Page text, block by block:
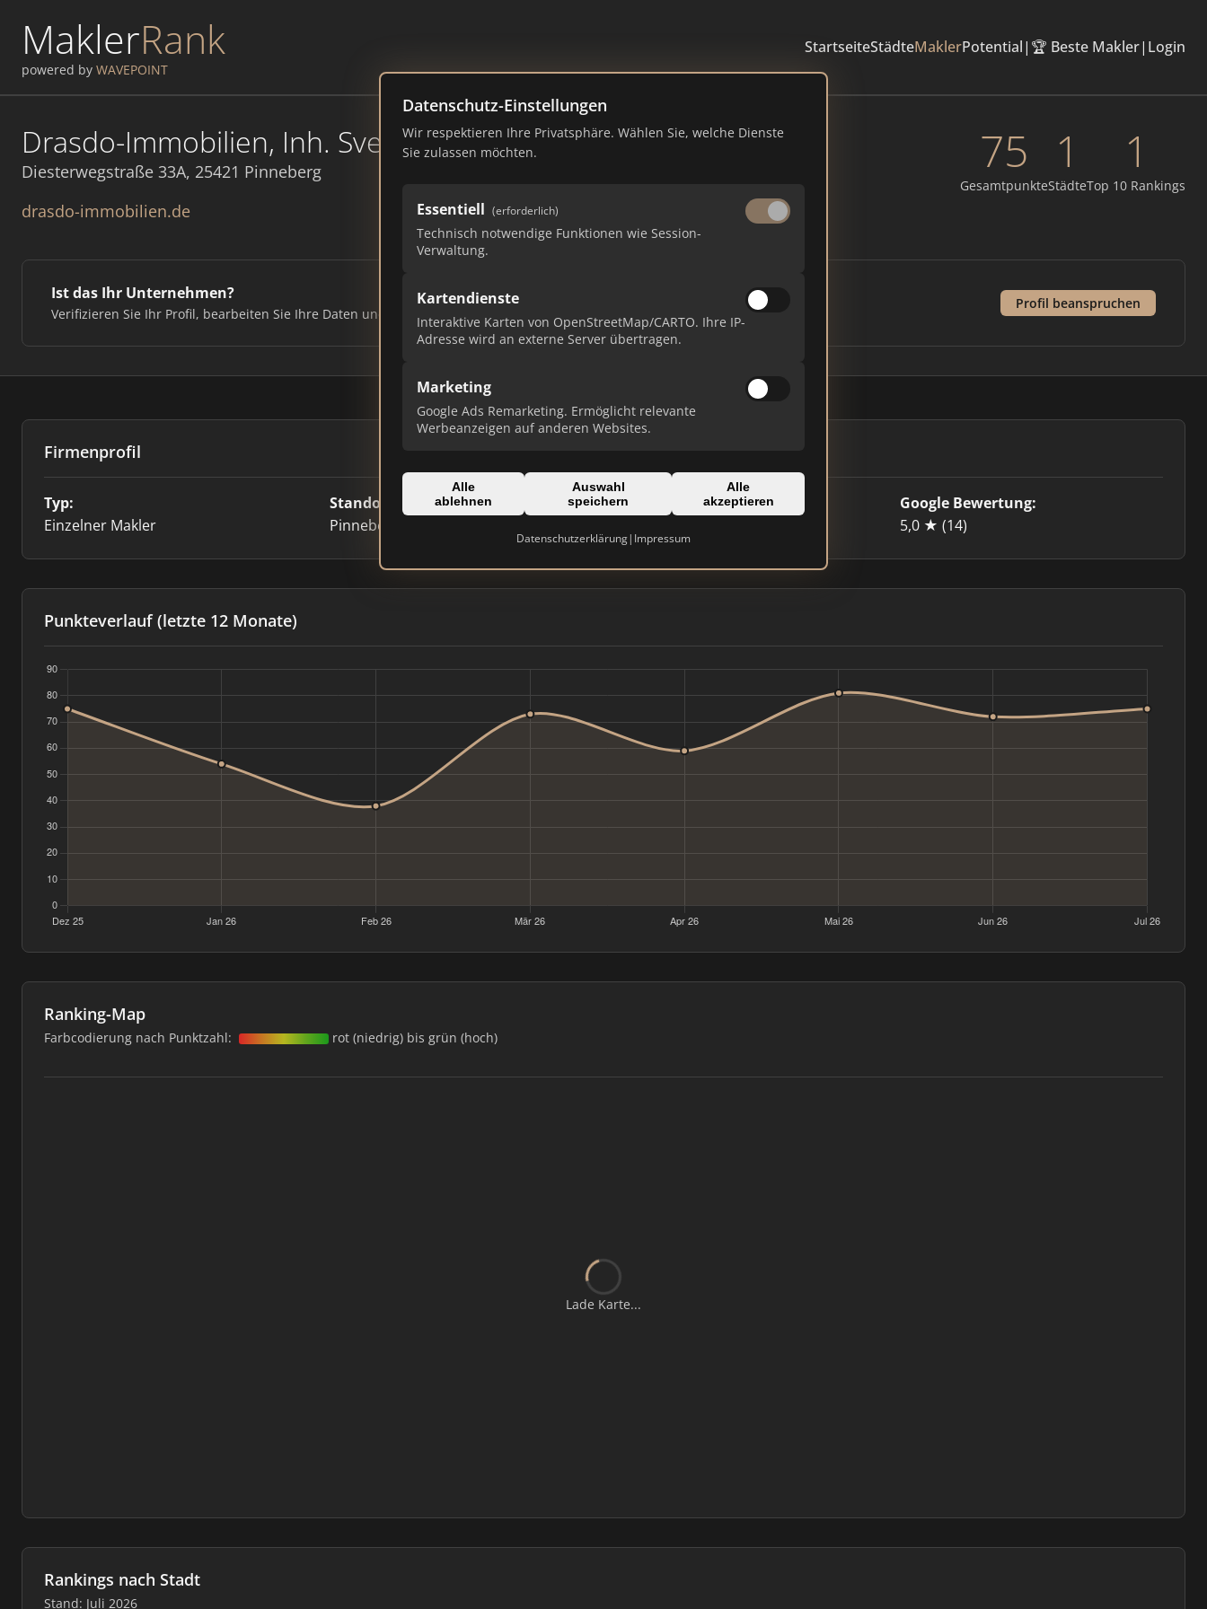
MaklerRank
powered by WAVEPOINT
StartseiteStädteMaklerPotential| 🏆 Beste Makler| Login
Datenschutz-Einstellungen
Wir respektieren Ihre Privatsphäre. Wählen Sie, welche Dienste
Sie zulassen möchten.
Essentiell (erforderlich)
Technisch notwendige Funktionen wie Session-
Verwaltung.
Kartendienste
Interaktive Karten von OpenStreetMap/CARTO. Ihre IP-
Adresse wird an externe Server übertragen.
Marketing
Google Ads Remarketing. Ermöglicht relevante
Werbeanzeigen auf anderen Websites.
Alle
ablehnen
Auswahl
speichern
Alle
akzeptieren
Datenschutzerklärung| Impressum
Drasdo-Immobilien, Inh. Sven-Oliver Drasdo
Diesterwegstraße 33A, 25421 Pinneberg
drasdo-immobilien.de
75
Gesamtpunkte
1
Städte
1
Top 10 Rankings
Ist das Ihr Unternehmen?
Verifizieren Sie Ihr Profil, bearbeiten Sie Ihre Daten und erhalten Sie monatliche Ranking-Updates.
Profil beanspruchen
Firmenprofil
Typ:
Einzelner Makler
Standort:
Pinneberg
Domain:
Google Bewertung:
5,0 ★ (14)
Punkteverlauf (letzte 12 Monate)
Ranking-Map
Farbcodierung nach Punktzahl: rot (niedrig) bis grün (hoch)
Lade Karte...
Rankings nach Stadt
Stand: Juli 2026